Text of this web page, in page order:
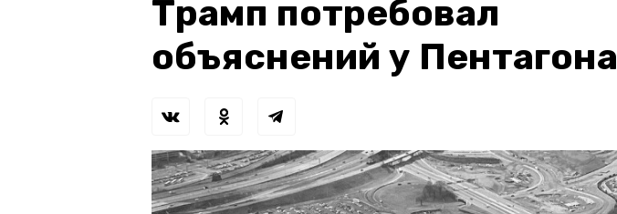
Трамп потребовал
объяснений у Пентагона